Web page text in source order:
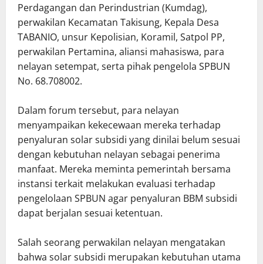
Perdagangan dan Perindustrian (Kumdag),
perwakilan Kecamatan Takisung, Kepala Desa
TABANIO, unsur Kepolisian, Koramil, Satpol PP,
perwakilan Pertamina, aliansi mahasiswa, para
nelayan setempat, serta pihak pengelola SPBUN
No. 68.708002.
Dalam forum tersebut, para nelayan
menyampaikan kekecewaan mereka terhadap
penyaluran solar subsidi yang dinilai belum sesuai
dengan kebutuhan nelayan sebagai penerima
manfaat. Mereka meminta pemerintah bersama
instansi terkait melakukan evaluasi terhadap
pengelolaan SPBUN agar penyaluran BBM subsidi
dapat berjalan sesuai ketentuan.
Salah seorang perwakilan nelayan mengatakan
bahwa solar subsidi merupakan kebutuhan utama